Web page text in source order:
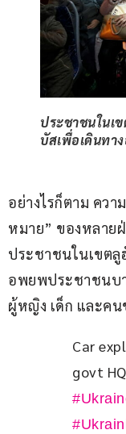
ประชาชนในเ
บัสเพื่อเดินทา
อย่างไรก็ตาม คว
หมาย” ของหลาย
ประชาชนในเขตลู
อพยพประชาชนบ
ผู้หญิง เด็ก และค
Car
govt HQ